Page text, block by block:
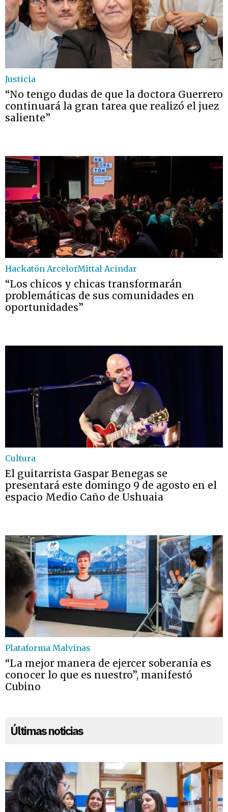
Justicia
“No tengo dudas de que la doctora Guerrero
continuará la gran tarea que realizó el juez
saliente”
Hackatón ArcelorMittal Acindar
“Los chicos y chicas transformarán
problemáticas de sus comunidades en
oportunidades”
Cultura
El guitarrista Gaspar Benegas se
presentará este domingo 9 de agosto en el
espacio Medio Caño de Ushuaia
Plataforma Malvinas
“La mejor manera de ejercer soberanía es
conocer lo que es nuestro”, manifestó
Cubino
Últimas noticias